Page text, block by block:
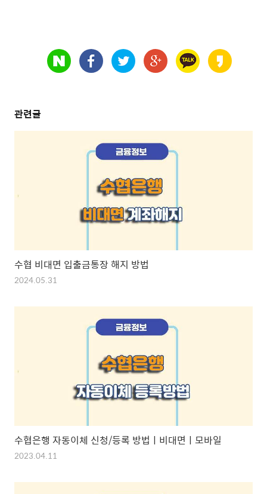
관련글
수협 비대면 입출금통장 해지 방법
2024.05.31
수협은행 자동이체 신청/등록 방법ㅣ비대면ㅣ모바일
2023.04.11